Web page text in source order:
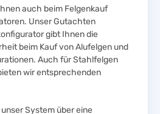
auch beim Felgenkauf
Unser Gutachten
gibt Ihnen die
beim Kauf von Alufelgen und
Auch für Stahlfelgen
wir entsprechenden
System über eine